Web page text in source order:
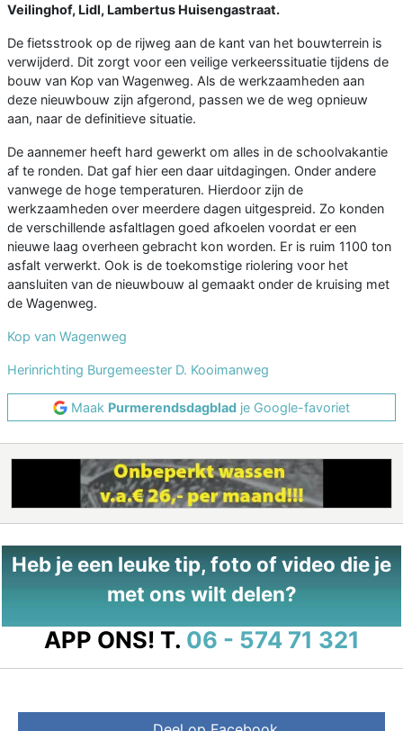
Veilinghof, Lidl, Lambertus Huisengastraat.
De fietsstrook op de rijweg aan de kant van het bouwterrein is
verwijderd. Dit zorgt voor een veilige verkeerssituatie tijdens de
bouw van Kop van Wagenweg. Als de werkzaamheden aan
deze nieuwbouw zijn afgerond, passen we de weg opnieuw
aan, naar de definitieve situatie.
De aannemer heeft hard gewerkt om alles in de schoolvakantie
af te ronden. Dat gaf hier een daar uitdagingen. Onder andere
vanwege de hoge temperaturen. Hierdoor zijn de
werkzaamheden over meerdere dagen uitgespreid. Zo konden
de verschillende asfaltlagen goed afkoelen voordat er een
nieuwe laag overheen gebracht kon worden. Er is ruim 1100 ton
asfalt verwerkt. Ook is de toekomstige riolering voor het
aansluiten van de nieuwbouw al gemaakt onder de kruising met
de Wagenweg.
Kop van Wagenweg
Herinrichting Burgemeester D. Kooimanweg
Maak Purmerendsdagblad je Google-favoriet
Heb je een leuke tip, foto of video die je
met ons wilt delen?
APP ONS! T. 06 - 574 71 321